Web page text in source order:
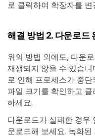
로 클릭하여 확장자를 변
해결 방법 2. 다운로드
위의 방법 외에도, 다운
재생되지 않을 수 있습
로 인해 프로세스가 중
파일 크기를 확인하고
하세요.
다운로드가 실패한 경우
운로드해 보세요. 녹화